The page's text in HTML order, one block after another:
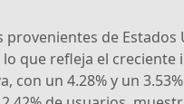
de
que refleja el
un 4.28% y un